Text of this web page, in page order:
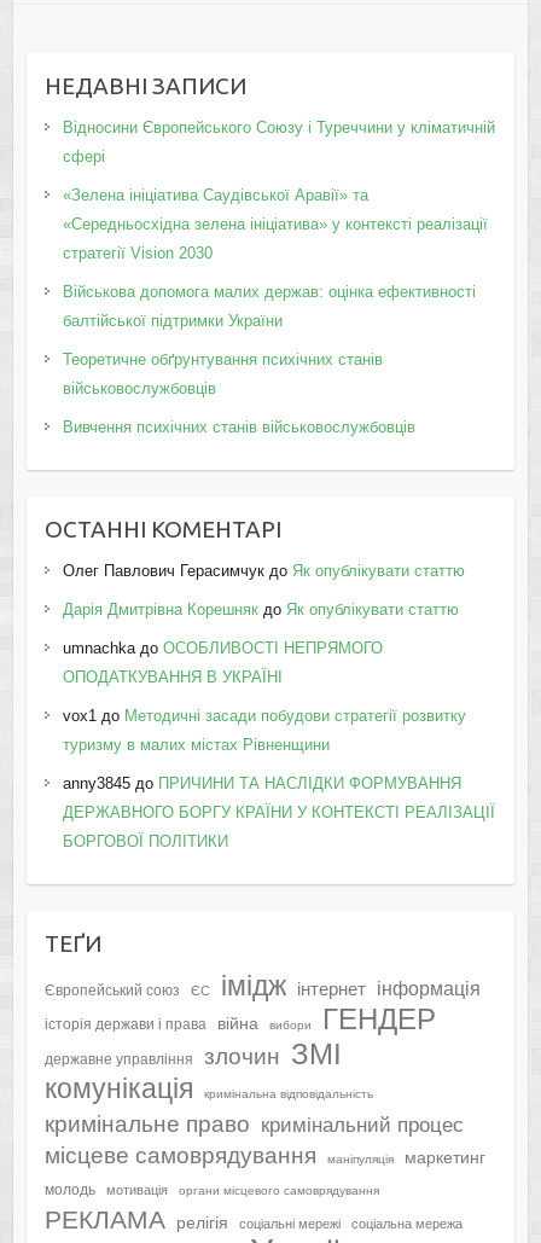
НЕДАВНІ ЗАПИСИ
Відносини Європейського Союзу і Туреччини у кліматичній
сфері
«Зелена ініціатива Саудівської Аравії» та
«Середньосхідна зелена ініціатива» у контексті реалізації
стратегії Vision 2030
Військова допомога малих держав: оцінка ефективності
балтійської підтримки України
Теоретичне обґрунтування психічних станів
військовослужбовців
Вивчення психічних станів військовослужбовців
ОСТАННІ КОМЕНТАРІ
Олег Павлович Герасимчукдо Як опублікувати статтю
Дарія Дмитрівна Корешнякдо Як опублікувати статтю
umnachkaдо ОСОБЛИВОСТІ НЕПРЯМОГО
ОПОДАТКУВАННЯ В УКРАЇНІ
vox1до Методичні засади побудови стратегії розвитку
туризму в малих містах Рівненщини
anny3845до ПРИЧИНИ ТА НАСЛІДКИ ФОРМУВАННЯ
ДЕРЖАВНОГО БОРГУ КРАЇНИ У КОНТЕКСТІ РЕАЛІЗАЦІЇ
БОРГОВОЇ ПОЛІТИКИ
ТЕҐИ
Європейський союз ЄС імідж інтернет інформація
історія держави і права війна вибори ГЕНДЕР
державне управління злочин ЗМІ
комунікація кримінальна відповідальність
кримінальне право кримінальний процес
місцеве самоврядування маніпуляція маркетинг
молодь мотивація органи місцевого самоврядування
РЕКЛАМА релігія соціальні мережі соціальна мережа